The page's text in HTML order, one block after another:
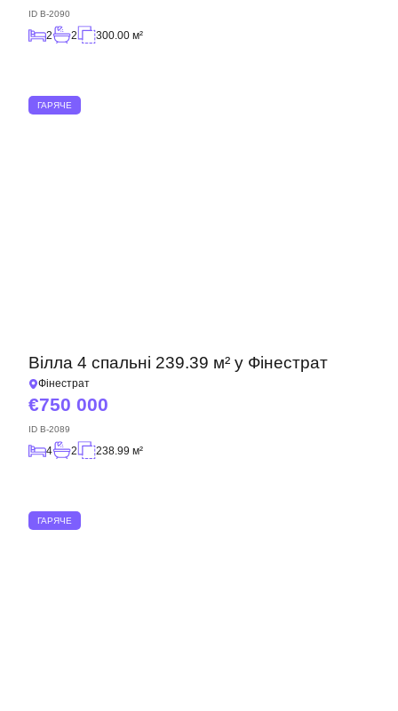
ID B-2090
2 2 300.00 м²
ГАРЯЧЕ
Вілла 4 спальні 239.39 м² у Фінестрат
Фінестрат
750 000
ID B-2089
4 2 238.99 м²
ГАРЯЧЕ